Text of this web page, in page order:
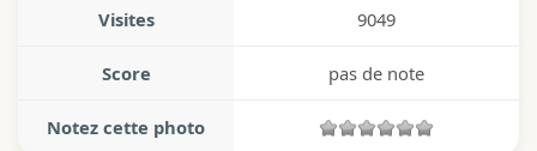
Visites 9049
Score pas de note
Notez cette photo